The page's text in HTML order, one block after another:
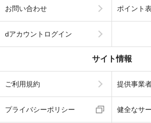
お問い合わせ ポイント
dアカウントログイン
サイト情報
ご利用規約 提供事業
プライバシーポリシー 健全なサ